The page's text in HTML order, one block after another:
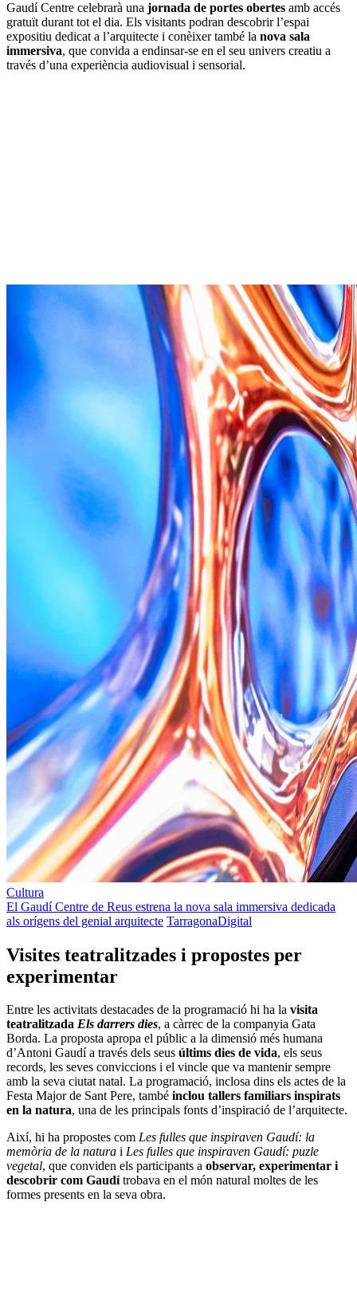
Gaudí Centre celebrarà una jornada de portes obertes amb accés
gratuït durant tot el dia. Els visitants podran descobrir l’espai
expositiu dedicat a l’arquitecte i conèixer també la nova sala
immersiva, que convida a endinsar-se en el seu univers creatiu a
través d’una experiència audiovisual i sensorial.
Cultura
El Gaudí Centre de Reus estrena la nova sala immersiva dedicada
als orígens del genial arquitecte TarragonaDigital
Visites teatralitzades i propostes per
experimentar
Entre les activitats destacades de la programació hi ha la visita
teatralitzada Els darrers dies, a càrrec de la companyia Gata
Borda. La proposta apropa el públic a la dimensió més humana
d’Antoni Gaudí a través dels seus últims dies de vida, els seus
records, les seves conviccions i el vincle que va mantenir sempre
amb la seva ciutat natal. La programació, inclosa dins els actes de la
Festa Major de Sant Pere, també inclou tallers familiars inspirats
en la natura, una de les principals fonts d’inspiració de l’arquitecte.
Així, hi ha propostes com Les fulles que inspiraven Gaudí: la
memòria de la natura i Les fulles que inspiraven Gaudí: puzle
vegetal, que conviden els participants a observar, experimentar i
descobrir com Gaudítrobava en el món natural moltes de les
formes presents en la seva obra.